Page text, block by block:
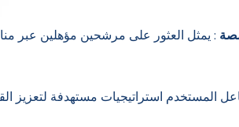
: يمثل العثور على مرشحين مؤهلين عبر
المستخدم استراتيجيات مستهدفة لتعزيز